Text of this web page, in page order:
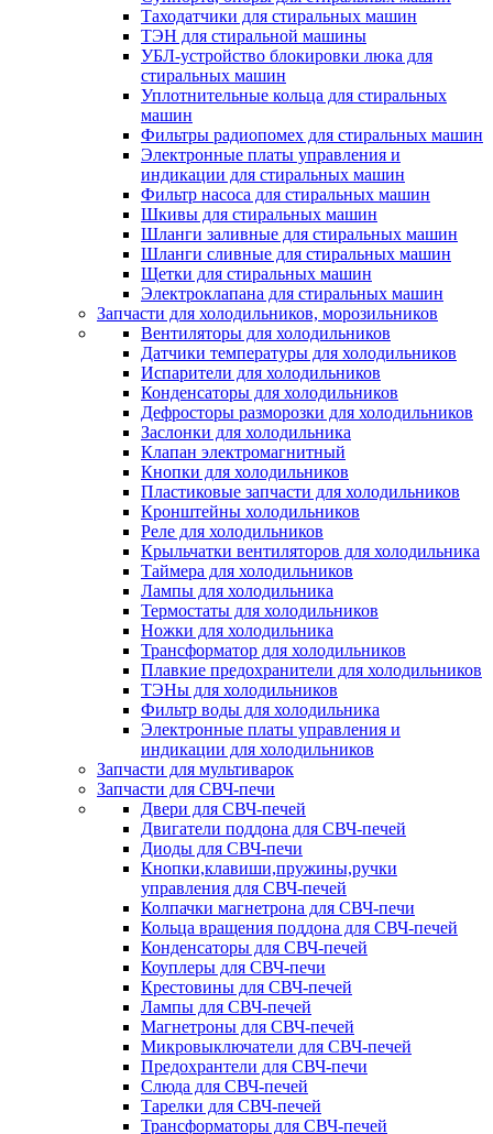
Таходатчики для стиральных машин
ТЭН для стиральной машины
УБЛ-устройство блокировки люка для
стиральных машин
Уплотнительные кольца для стиральных
машин
Фильтры радиопомех для стиральных машин
Электронные платы управления и
индикации для стиральных машин
Фильтр насоса для стиральных машин
Шкивы для стиральных машин
Шланги заливные для стиральных машин
Шланги сливные для стиральных машин
Щетки для стиральных машин
Электроклапана для стиральных машин
Запчасти для холодильников, морозильников
Вентиляторы для холодильников
Датчики температуры для холодильников
Испарители для холодильников
Конденсаторы для холодильников
Дефросторы разморозки для холодильников
Заслонки для холодильника
Клапан электромагнитный
Кнопки для холодильников
Пластиковые запчасти для холодильников
Кронштейны холодильников
Реле для холодильников
Крыльчатки вентиляторов для холодильника
Таймера для холодильников
Лампы для холодильника
Термостаты для холодильников
Ножки для холодильника
Трансформатор для холодильников
Плавкие предохранители для холодильников
ТЭНы для холодильников
Фильтр воды для холодильника
Электронные платы управления и
индикации для холодильников
Запчасти для мультиварок
Запчасти для СВЧ-печи
Двери для СВЧ-печей
Двигатели поддона для СВЧ-печей
Диоды для СВЧ-печи
Кнопки,клавиши,пружины,ручки
управления для СВЧ-печей
Колпачки магнетрона для СВЧ-печи
Кольца вращения поддона для СВЧ-печей
Конденсаторы для СВЧ-печей
Коуплеры для СВЧ-печи
Крестовины для СВЧ-печей
Лампы для СВЧ-печей
Магнетроны для СВЧ-печей
Микровыключатели для СВЧ-печей
Предохрантели для СВЧ-печи
Слюда для СВЧ-печей
Тарелки для СВЧ-печей
Трансформаторы для СВЧ-печей